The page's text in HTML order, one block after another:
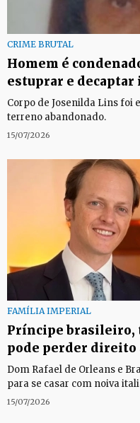
CRIME BRUTAL
Homem é
estuprar e decaptar
Corpo de Josenilda Lins foi
terreno abandonado.
15/07/2026
FAMÍLIA IMPERIAL
Príncipe brasileiro,
pode perder direito
Dom Rafael de Orleans e
para se casar com noiva
15/07/2026